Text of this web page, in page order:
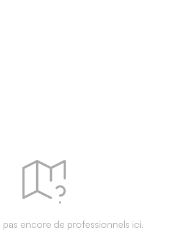
pas encore de professionnels ici.